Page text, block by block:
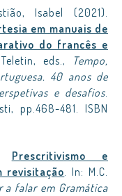
Isabel (2021).
em manuais de
do francês e
eds.,
Tempo,
40 anos de
e desafios.
pp.468-481. ISBN
Prescritivismo e
revisitação. In: M.C.
a falar em Gramática